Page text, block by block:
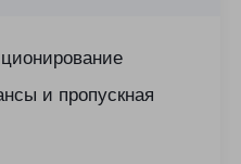
и пропускная